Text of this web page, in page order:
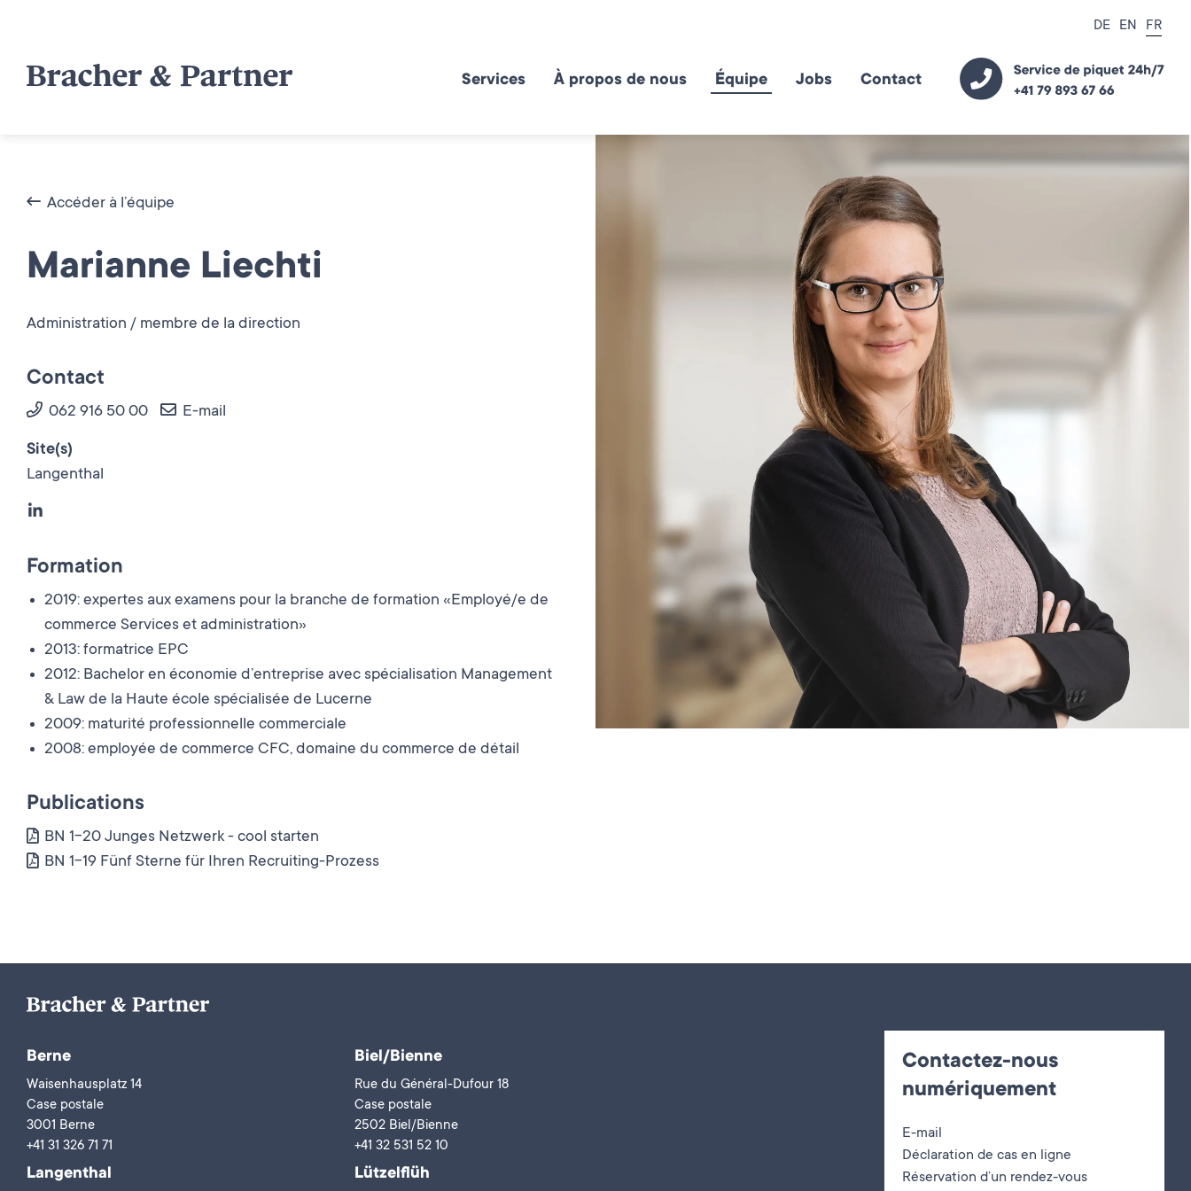
Services À propos de nous Équipe Jobs Contact
DE EN FR
Accéder à l’équipe
Marianne Liechti
Administration / membre de la direction
Contact
062 916 50 00 E-mail
Site(s)
Langenthal
Formation
2019: expertes aux examens pour la branche de formation «Employé/e de
commerce Services et administration»
2013: formatrice EPC
2012: Bachelor en économie d’entreprise avec spécialisation Management
& Law de la Haute école spécialisée de Lucerne
2009: maturité professionnelle commerciale
2008: employée de commerce CFC, domaine du commerce de détail
Publications
BN 1-20 Junges Netzwerk - cool starten
BN 1-19 Fünf Sterne für Ihren Recruiting-Prozess
Berne
Waisenhausplatz 14
Case postale
3001 Berne
+41 31 326 71 71
Biel/Bienne
Rue du Général-Dufour 18
Case postale
2502 Biel/Bienne
+41 32 531 52 10
Langenthal Lützelflüh
Contactez-nous
numériquement
E-mail
Déclaration de cas en ligne
Réservation d’un rendez-vous